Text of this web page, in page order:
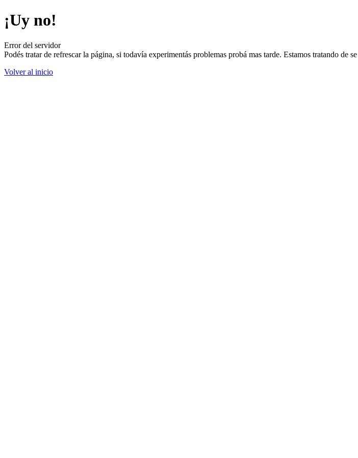
¡Uy no!
Error del servidor
Podés tratar de refrescar la página, si todavía experimentás problemas probá mas tarde. Estamos tratando de
Volver al inicio